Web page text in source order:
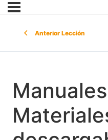
Anterior Lección